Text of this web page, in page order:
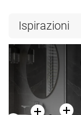
Ispirazioni